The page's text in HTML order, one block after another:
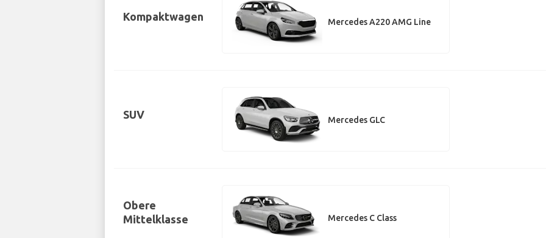
Kompaktwagen Mercedes A220 AMG Line
SUV Mercedes GLC
Obere
Mittelklasse
Mercedes C Class